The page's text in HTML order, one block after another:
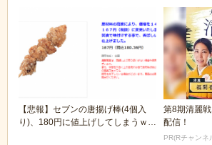
【悲報】セブンの唐揚げ棒(4個入
り)、180円に値上げしてしまうｗｗ
第8期清麗
配信！
PR(Rチャンネ